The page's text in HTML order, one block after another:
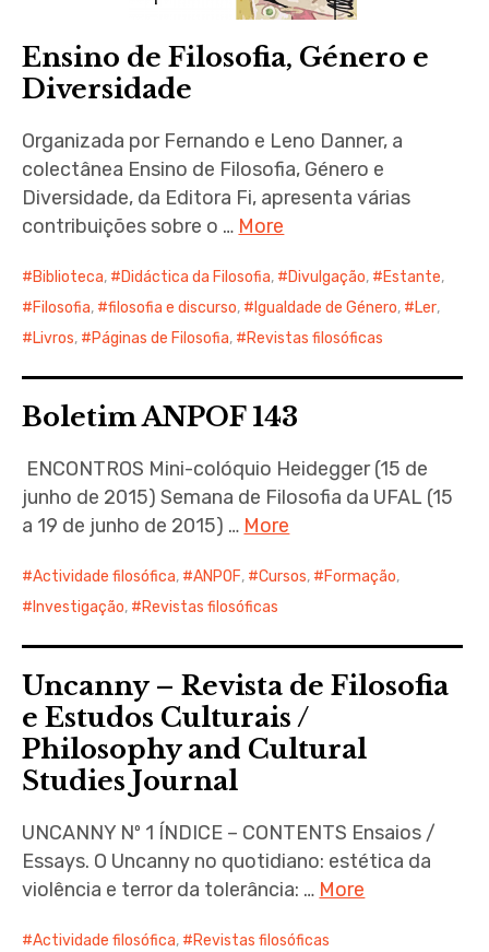
Ensino de Filosofia, Género e
Diversidade
Organizada por Fernando e Leno Danner, a
colectânea Ensino de Filosofia, Género e
Diversidade, da Editora Fi, apresenta várias
contribuições sobre o … More
Biblioteca, Didáctica da Filosofia, Divulgação, Estante,
Filosofia, filosofia e discurso, Igualdade de Género, Ler,
Livros, Páginas de Filosofia, Revistas filosóficas
Boletim ANPOF 143
ENCONTROS Mini-colóquio Heidegger (15 de
junho de 2015) Semana de Filosofia da UFAL (15
a 19 de junho de 2015) … More
Actividade filosófica, ANPOF, Cursos, Formação,
Investigação, Revistas filosóficas
Uncanny – Revista de Filosofia
e Estudos Culturais /
Philosophy and Cultural
Studies Journal
UNCANNY Nº 1 ÍNDICE – CONTENTS Ensaios /
Essays. O Uncanny no quotidiano: estética da
violência e terror da tolerância: … More
Actividade filosófica, Revistas filosóficas